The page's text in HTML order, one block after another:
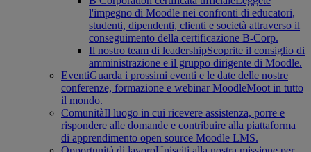
l'impegno di Moodle nei confronti di educatori,
studenti, dipendenti, clienti e società attraverso il
conseguimento della certificazione B-Corp.
Il nostro team di leadershipScoprite il consiglio di
amministrazione e il gruppo dirigente di Moodle.
EventiGuarda i prossimi eventi e le date delle nostre
conferenze, formazione e webinar MoodleMoot in tutto
il mondo.
ComunitàIl luogo in cui ricevere assistenza, porre e
rispondere alle domande e contribuire alla piattaforma
di apprendimento open source Moodle LMS.